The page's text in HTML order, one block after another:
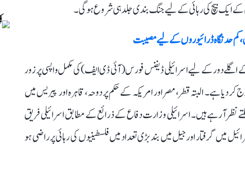
کے ایک بیچ کی رہائی کے لیے جنگ بندی جلد ہی شروع ہو گی۔
کم حد نگاہ ڈرائیوروں کے لیے مصیبت
دور کے لیے اسرائیلی ڈیفنس فورس (آئی ڈی ایف) کی مکمل واپسی پر زور
دیا ہے۔ البتہ قطر، مصر اور امریکہ کے حکم پر دوحہ، قاہرہ اور پیریس میں
نظر آ رہے ہیں۔ اسرائیلی وزارت دفاع کے ذرائع کے مطابق اسرائیلی فریق
گرفتار اور جیل میں بند بڑی تعداد میں فلسطینیوں کی رہائی پر راضی ہو